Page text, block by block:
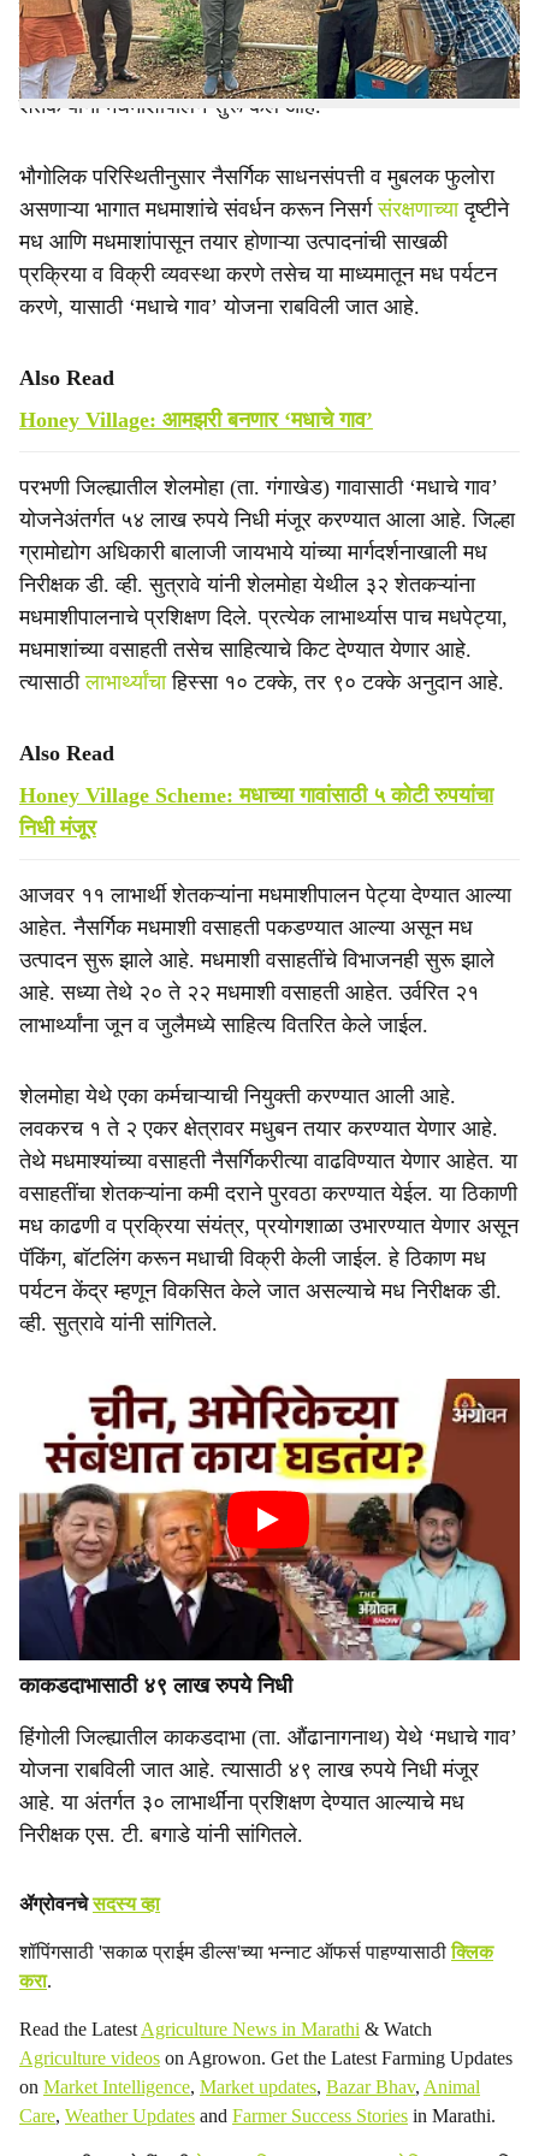
ही दोन गावे मधाची गावे म्हणून विकसित केली जात आहेत.
शेलमोहासाठी ५४ लाख रुपये तर काकडदाभासाठी ४९ लाख रुपये
निधी मंजूर करण्यात आला आहे. शेलमोहा येथील प्रशिक्षित
शेतकऱ्यांनी मधमाशीपालन सुरू केले आहे.
भौगोलिक परिस्थितीनुसार नैसर्गिक साधनसंपत्ती व मुबलक फुलोरा
असणाऱ्या भागात मधमाशांचे संवर्धन करून निसर्गसंरक्षणाच्यादृष्टीने
मध आणि मधमाशांपासून तयार होणाऱ्या उत्पादनांची साखळी
प्रक्रिया व विक्री व्यवस्था करणे तसेच या माध्यमातून मध पर्यटन
करणे, यासाठी ‘मधाचे गाव’ योजना राबविली जात आहे.
Also Read
Honey Village: आमझरी बनणार ‘मधाचे गाव’
परभणी जिल्ह्यातील शेलमोहा (ता. गंगाखेड) गावासाठी ‘मधाचे गाव’
योजनेअंतर्गत ५४ लाख रुपये निधी मंजूर करण्यात आला आहे. जिल्हा
ग्रामोद्योग अधिकारी बालाजी जायभाये यांच्या मार्गदर्शनाखाली मध
निरीक्षक डी. व्ही. सुत्रावे यांनी शेलमोहा येथील ३२ शेतकऱ्यांना
मधमाशीपालनाचे प्रशिक्षण दिले. प्रत्येक लाभार्थ्यास पाच मधपेट्या,
मधमाशांच्या वसाहती तसेच साहित्याचे किट देण्यात येणार आहे.
त्यासाठीलाभार्थ्यांचाहिस्सा १० टक्के, तर ९० टक्के अनुदान आहे.
Also Read
Honey Village Scheme: मधाच्या गावांसाठी ५ कोटी रुपयांचा
निधी मंजूर
आजवर ११ लाभार्थी शेतकऱ्यांना मधमाशीपालन पेट्या देण्यात आल्या
आहेत. नैसर्गिक मधमाशी वसाहती पकडण्यात आल्या असून मध
उत्पादन सुरू झाले आहे. मधमाशी वसाहतींचे विभाजनही सुरू झाले
आहे. सध्या तेथे २० ते २२ मधमाशी वसाहती आहेत. उर्वरित २१
लाभार्थ्यांना जून व जुलैमध्ये साहित्य वितरित केले जाईल.
शेलमोहा येथे एका कर्मचाऱ्याची नियुक्ती करण्यात आली आहे.
लवकरच १ ते २ एकर क्षेत्रावर मधुबन तयार करण्यात येणार आहे.
तेथे मधमाश्यांच्या वसाहती नैसर्गिकरीत्या वाढविण्यात येणार आहेत. या
वसाहतींचा शेतकऱ्यांना कमी दराने पुरवठा करण्यात येईल. या ठिकाणी
मध काढणी व प्रक्रिया संयंत्र, प्रयोगशाळा उभारण्यात येणार असून
पॅकिंग, बॉटलिंग करून मधाची विक्री केली जाईल. हे ठिकाण मध
पर्यटन केंद्र म्हणून विकसित केले जात असल्याचे मध निरीक्षक डी.
व्ही. सुत्रावे यांनी सांगितले.
काकडदाभासाठी ४९ लाख रुपये निधी
हिंगोली जिल्ह्यातील काकडदाभा (ता. औंढानागनाथ) येथे ‘मधाचे गाव’
योजना राबविली जात आहे. त्यासाठी ४९ लाख रुपये निधी मंजूर
आहे. या अंतर्गत ३० लाभार्थींना प्रशिक्षण देण्यात आल्याचे मध
निरीक्षक एस. टी. बगाडे यांनी सांगितले.
ॲग्रोवनचेसदस्य व्हा
शॉपिंगसाठी 'सकाळ प्राईम डील्स'च्या भन्नाट ऑफर्स पाहण्यासाठीक्लिक
करा.
Read the Latest Agriculture News in Marathi & Watch
Agriculture videos on Agrowon. Get the Latest Farming Updates
on Market Intelligence, Market updates, Bazar Bhav, Animal
Care, Weather Updates and Farmer Success Stories in Marathi.